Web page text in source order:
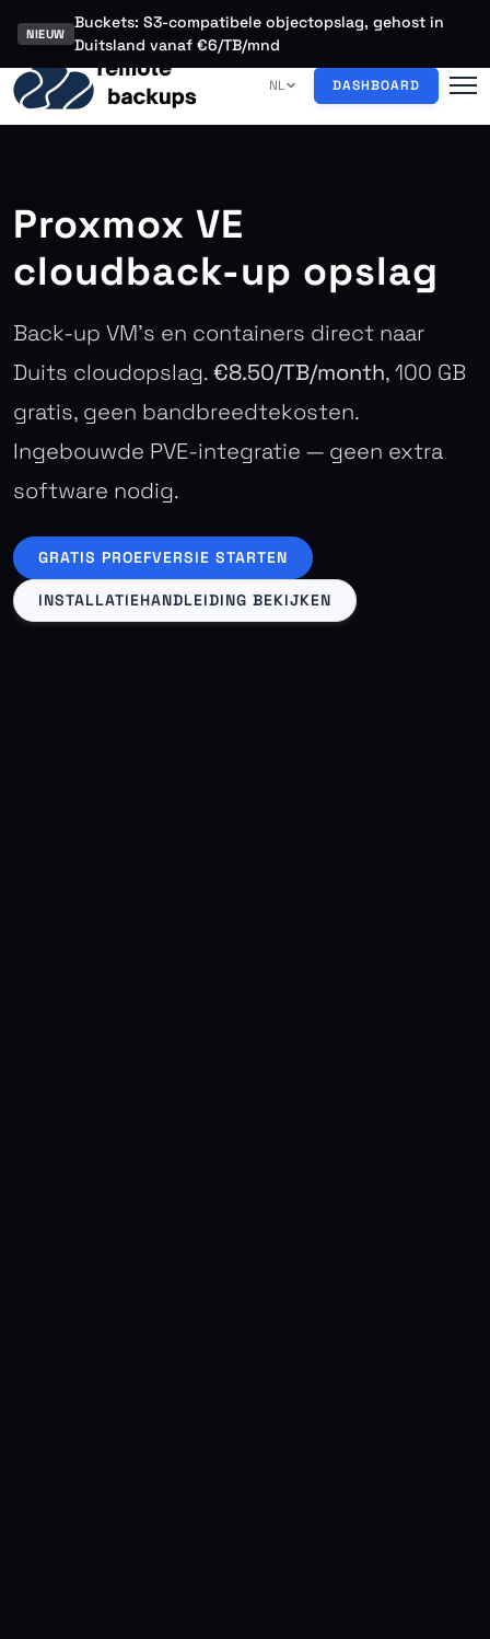
NIEUW
Buckets: S3-compatibele objectopslag, gehost in
Duitsland vanaf €6/TB/mnd
NL DASHBOARD
Proxmox VE
cloudback-up opslag
Back-up VM's en containers direct naar
Duits cloudopslag.€8.50/TB/month, 100 GB
gratis, geen bandbreedtekosten.
Ingebouwde PVE-integratie — geen extra
software nodig.
GRATIS PROEFVERSIE STARTEN
INSTALLATIEHANDLEIDING BEKIJKEN